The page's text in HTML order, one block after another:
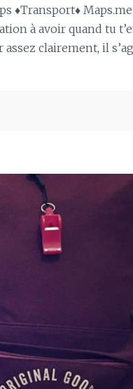
♦Transport♦
à avoir quand tu
clairement, il